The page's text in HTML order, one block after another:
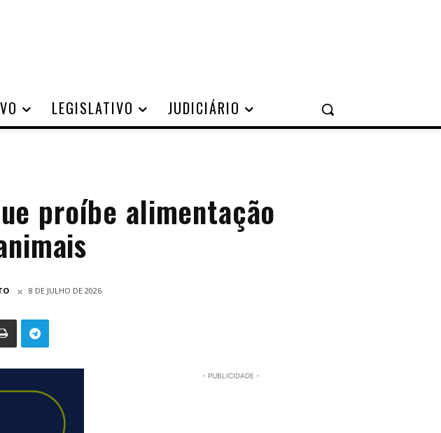
LEGISLATIVO JUDICIÁRIO
proíbe alimentação
8 DE JULHO DE 2026
- PUBLICIDADE -